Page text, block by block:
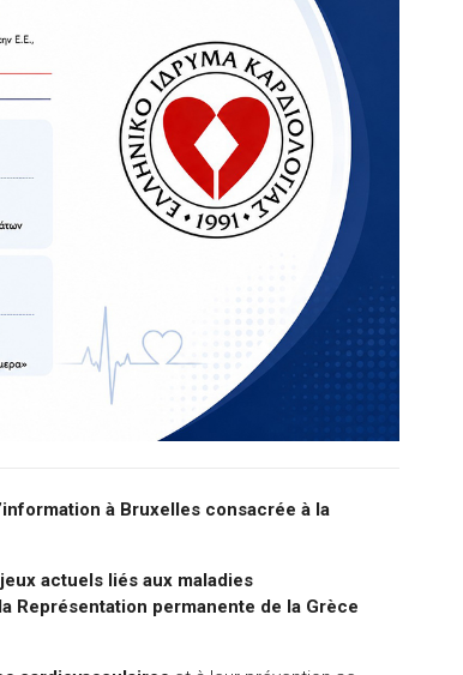
à Bruxelles consacrée à la
actuels liés aux maladies
Représentation permanente de la Grèce